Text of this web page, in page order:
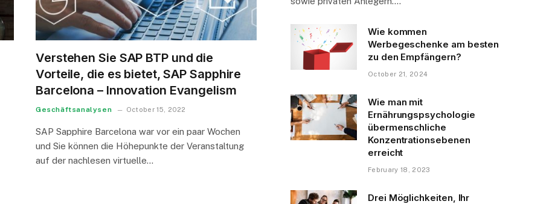
Verstehen Sie SAP BTP und die
Vorteile, die es bietet, SAP Sapphire
Barcelona – Innovation Evangelism
Geschäftsanalysen October 15, 2022
SAP Sapphire Barcelona war vor ein paar Wochen
und Sie können die Höhepunkte der Veranstaltung
auf der nachlesen virtuelle…
Wie kommen
Werbegeschenke am besten
zu den Empfängern?
October 21, 2024
Wie man mit
Ernährungspsychologie
übermenschliche
Konzentrationsebenen
erreicht
February 18, 2023
Drei Möglichkeiten, Ihr